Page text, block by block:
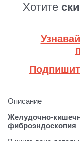
Хотите
Описание
Желудочно-
фиброэндоскопия